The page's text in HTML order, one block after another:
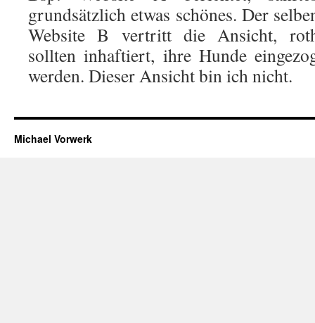
grundsätzlich etwas schönes. Der
Website B vertritt die Ansicht,
sollten inhaftiert, ihre Hunde
werden. Dieser Ansicht bin ich nicht.
Michael Vorwerk